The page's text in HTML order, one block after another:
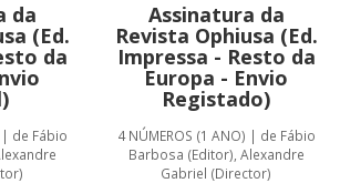
da
(Ed.
da
| de Fábio
Assinatura da
Revista Ophiusa (Ed.
Impressa - Resto da
Europa - Envio
Registado)
4 NÚMEROS (1 ANO) | de Fábio
Barbosa (Editor), Alexandre
Gabriel (Director)